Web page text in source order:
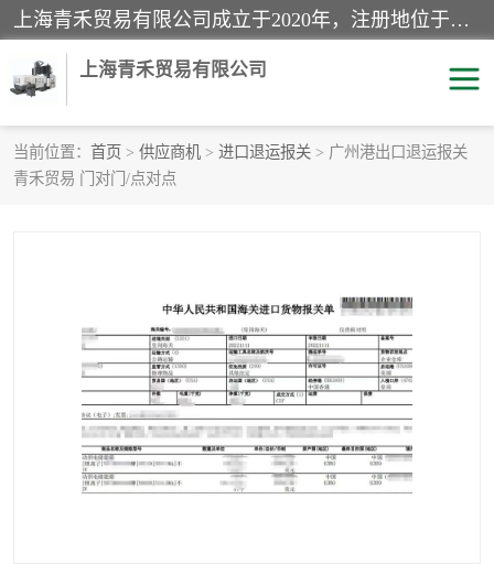
上海青禾贸易有限公司成立于2020年，注册地位于上海市宝山区。经营范围包括：机械设备、五金制品、劳防用品、电子产品、塑胶制品、家具、模具、纺织品、仪器仪表、建筑材料、装饰材料、化工产品、金属制品、机车配件等货物进出口报关、清关服务。
上海青禾贸易有限公司
当前位置： 首页 > 供应商机 > 进口退运报关 > 广州港出口退运报关
青禾贸易 门对门/点对点
酒类饮料报关
进口杂货清关
家用电器报关 机床进口清关
国际灯具清关